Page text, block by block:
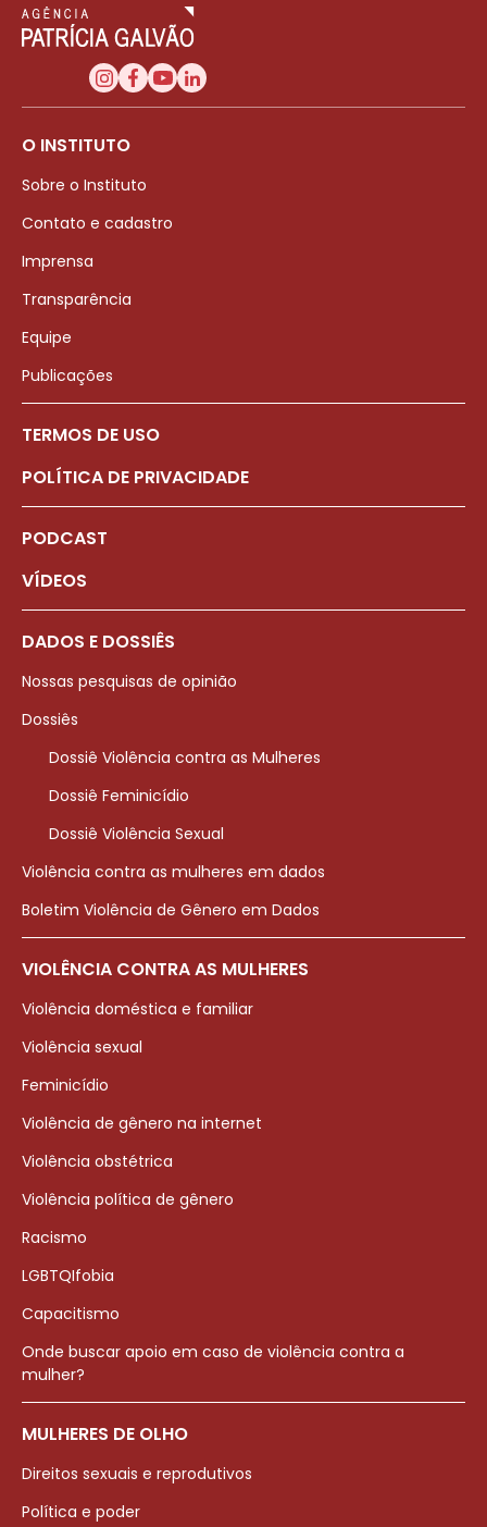
O INSTITUTO
Sobre o Instituto
Contato e cadastro
Imprensa
Transparência
Equipe
Publicações
TERMOS DE USO
POLÍTICA DE PRIVACIDADE
PODCAST
VÍDEOS
DADOS E DOSSIÊS
Nossas pesquisas de opinião
Dossiês
Dossiê Violência contra as Mulheres
Dossiê Feminicídio
Dossiê Violência Sexual
Violência contra as mulheres em dados
Boletim Violência de Gênero em Dados
VIOLÊNCIA CONTRA AS MULHERES
Violência doméstica e familiar
Violência sexual
Feminicídio
Violência de gênero na internet
Violência obstétrica
Violência política de gênero
Racismo
LGBTQIfobia
Capacitismo
Onde buscar apoio em caso de violência contra a
mulher?
MULHERES DE OLHO
Direitos sexuais e reprodutivos
Política e poder